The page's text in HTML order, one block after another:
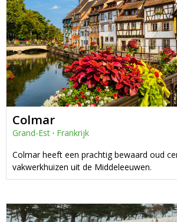
Colmar
Grand-Est · Frankrijk
Colmar heeft een prachtig bewaard oud
vakwerkhuizen uit de Middeleeuwen.